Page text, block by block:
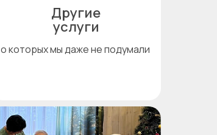
Другие
услуги
о которых мы даже не подумали